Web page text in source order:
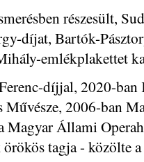
részesült,
díjat, Bartók-
emlékplakettet
díjjal, 2020-
Művésze, 2006-ban
Magyar Állami
tagja - közölte